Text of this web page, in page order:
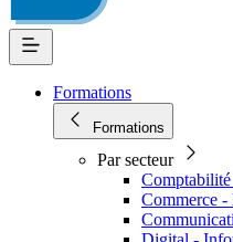
Formations
Formations
Par secteur
Commerce -